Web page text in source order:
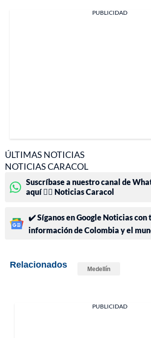
PUBLICIDAD
ÚLTIMAS NOTICIAS
NOTICIAS CARACOL
Suscríbase a nuestro canal de
aquí 👉🏻 Noticias Caracol
✔️ Síganos en Google Noticias con
información de Colombia y el
Relacionados Medellín
PUBLICIDAD